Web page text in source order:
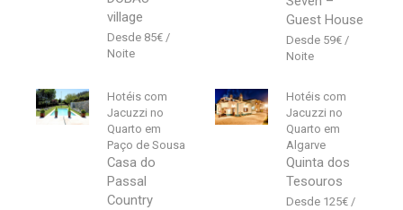
village
85€
Guest House
59€
Hotéis com
Jacuzzi no
Quarto em
Paço de Sousa
Casa do
Passal
Country
Hotéis com
Jacuzzi no
Quarto em
Algarve
Quinta dos
Tesouros
125€